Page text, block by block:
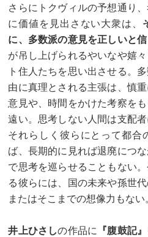
さらにトクヴィルの予想通り
に価値を見出さない大衆は、
に、多数派の意見を正しいと
が吊し上げられるやいなや嬉
ト住人たちを思い出させる。
由に真理とされる主張は、慎
意見や、時間をかけた考察を
遠い。思考しない人間は支配
それらしく彼らにとって都合
ば、長期的に見れば退廃につ
で思考を巡らせることもない
る彼らには、国の未来や孫世
またはそこまでの想像力もない
井上ひさしの作品に 『腹鼓記』